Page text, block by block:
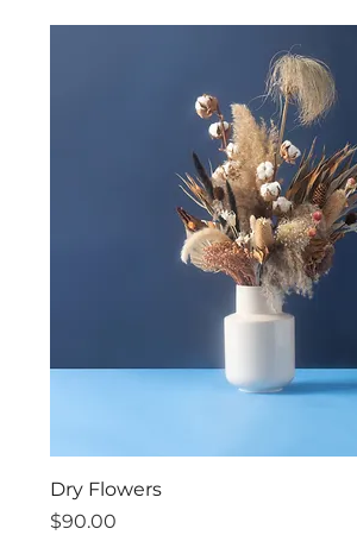
Dry Flowers
價格
$90.00